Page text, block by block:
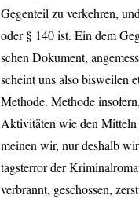
Gegenteil zu verkehren,
oder § 140 ist. Ein dem
schen Dokument,
scheint uns also bisweilen
Methode. Methode
Aktivitäten wie den Mitteln
meinen wir, nur deshalb
tagsterror der
verbrannt, geschossen,